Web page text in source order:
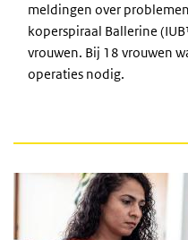
meldingen over
koperspiraal Ballerine
vrouwen. Bij 18 vrouwen
operaties nodig.